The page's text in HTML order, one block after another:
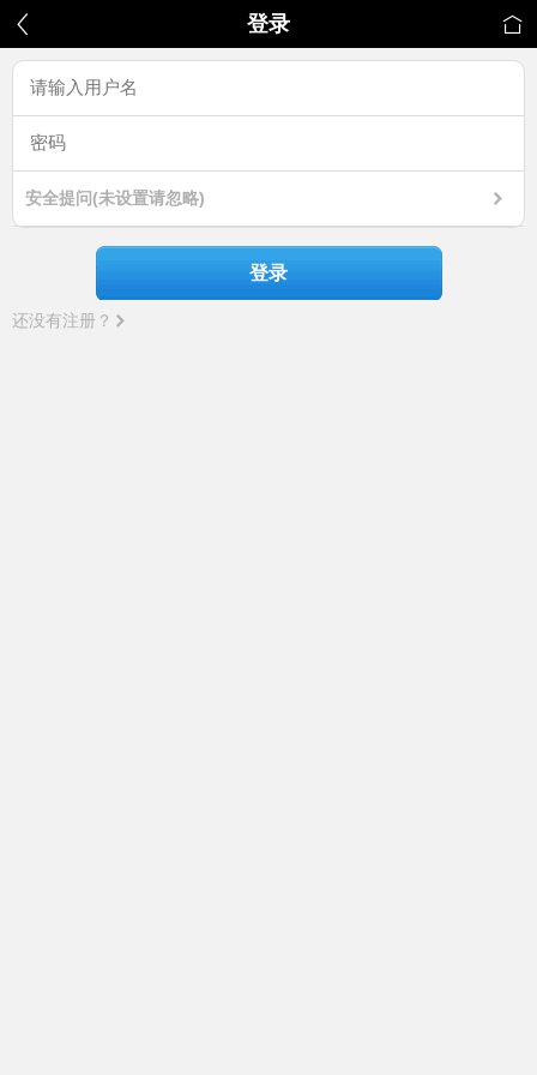
登录
安全提问(未设置请忽略)
登录
还没有注册？